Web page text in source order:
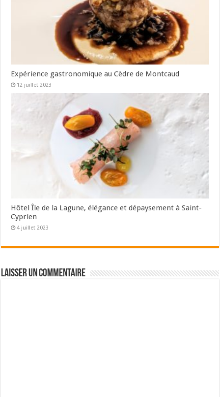
Expérience gastronomique au Cèdre de Montcaud
12 juillet 2023
Hôtel Île de la Lagune, élégance et dépaysement à Saint-
Cyprien
4 juillet 2023
Laisser un commentaire